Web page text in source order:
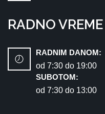
RADNO VREME
RADNIM DANOM:
od 7:30 dо 19:00
SUBOTOM:
od 7:30 dо 13:00